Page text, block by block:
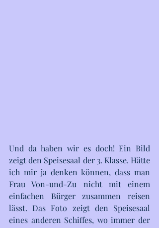
Und da haben wir es doch! Ein Bild
zeigt den Speisesaal der 3. Klasse. Hätte
ich mir ja denken können, dass man
Frau Von-und-Zu nicht mit einem
einfachen Bürger zusammen reisen
lässt. Das Foto zeigt den Speisesaal
eines anderen Schiffes, wo immer der